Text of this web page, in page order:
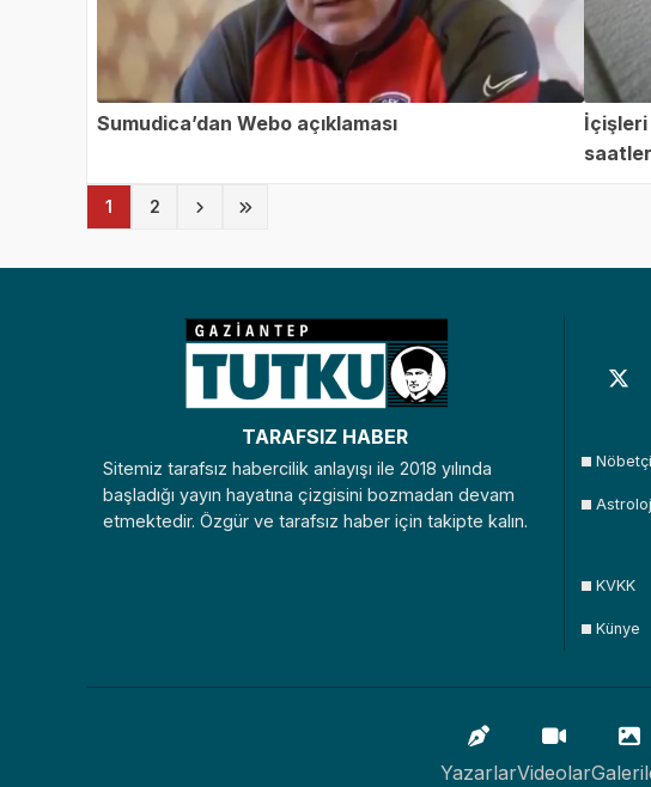
Sumudica’dan Webo açıklaması
İçişleri
1 (current)
2
TARAFSIZ HABER
Sitemiz tarafsız habercilik anlayışı ile 2018 yılında
başladığı yayın hayatına çizgisini bozmadan devam
etmektedir. Özgür ve tarafsız haber için takipte kalın.
KVKK
Künye
YazarlarVideolar